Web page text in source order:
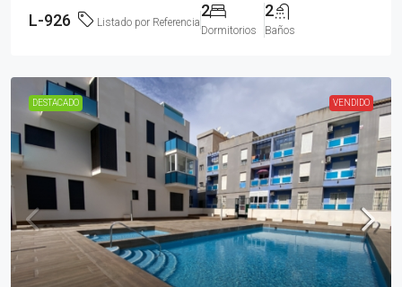
L-926 Listado por Referencia
2
Dormitorios
2
Baños
DESTACADO VENDIDO